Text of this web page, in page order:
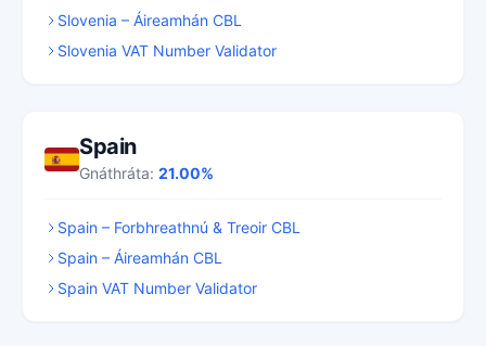
Slovenia – Áireamhán CBL
Slovenia VAT Number Validator
Spain
Gnáthráta: 21.00%
Spain – Forbhreathnú & Treoir CBL
Spain – Áireamhán CBL
Spain VAT Number Validator